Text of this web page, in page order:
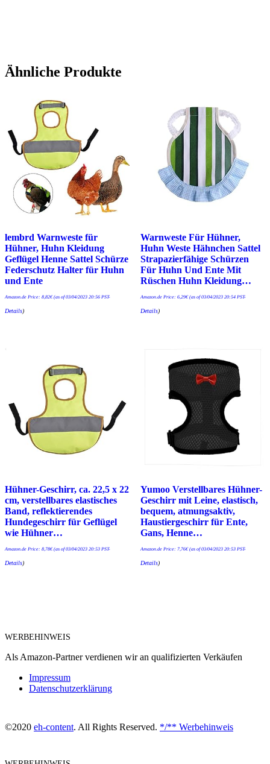
Ähnliche Produkte
lembrd Warnweste für
Hühner, Huhn Kleidung
Geflügel Henne Sattel Schürze
Federschutz Halter für Huhn
und Ente
Amazon.de Price: 8,82€(as of 03/04/2023 20:56 PST-
Details)
Warnweste Für Hühner,
Huhn Weste Hähnchen Sattel
Strapazierfähige Schürzen
Für Huhn Und Ente Mit
Rüschen Huhn Kleidung…
Amazon.de Price: 6,29€(as of 03/04/2023 20:54 PST-
Details)
Hühner-Geschirr, ca. 22,5 x 22
cm, verstellbares elastisches
Band, reflektierendes
Hundegeschirr für Geflügel
wie Hühner…
Amazon.de Price: 8,78€(as of 03/04/2023 20:53 PST-
Details)
Yumoo Verstellbares Hühner-
Geschirr mit Leine, elastisch,
bequem, atmungsaktiv,
Haustiergeschirr für Ente,
Gans, Henne…
Amazon.de Price: 7,76€(as of 03/04/2023 20:53 PST-
Details)
WERBEHINWEIS
Als Amazon-Partner verdienen wir an qualifizierten Verkäufen
Impressum
Datenschutzerklärung
©2020 eh-content. All Rights Reserved. */** Werbehinweis